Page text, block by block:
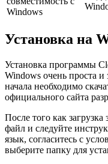
Windows
Установка на
Установка программы
Windows очень проста и
начала необходимо
официального сайта
После того как
файл и следуйте
язык, согласитесь с
выберите папку для